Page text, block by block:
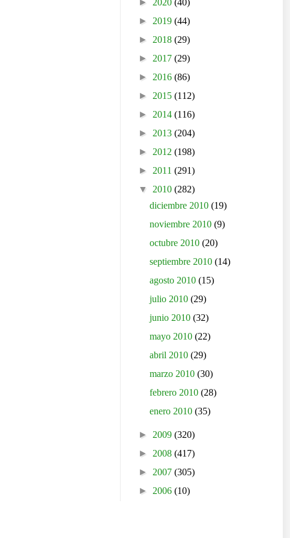
► 2020 (40)
► 2019 (44)
► 2018 (29)
► 2017 (29)
► 2016 (86)
► 2015 (112)
► 2014 (116)
► 2013 (204)
► 2012 (198)
► 2011 (291)
▼ 2010 (282)
diciembre 2010(19)
noviembre 2010(9)
octubre 2010(20)
septiembre 2010(14)
agosto 2010(15)
julio 2010(29)
junio 2010(32)
mayo 2010(22)
abril 2010(29)
marzo 2010(30)
febrero 2010(28)
enero 2010(35)
► 2009 (320)
► 2008 (417)
► 2007 (305)
► 2006 (10)